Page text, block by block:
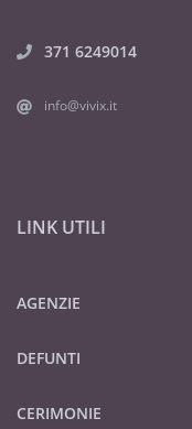
371 6249014
info@vivix.it
LINK UTILI
AGENZIE
DEFUNTI
CERIMONIE